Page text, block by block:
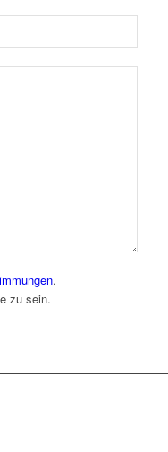
.
zu sein.